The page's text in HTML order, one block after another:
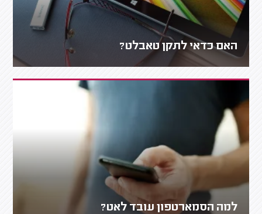
האם כדאי לתקן טאבלט?
למה הסמארטפון עובד לאט?